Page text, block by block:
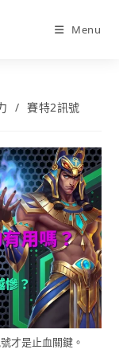
Menu
/ 賽特2訊號
才是止血關鍵。